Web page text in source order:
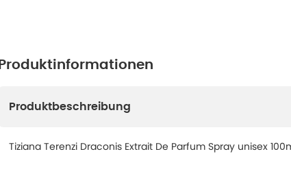
Produktinformationen
Produktbeschreibung
Tiziana Terenzi Draconis Extrait De Parfum Spray unisex